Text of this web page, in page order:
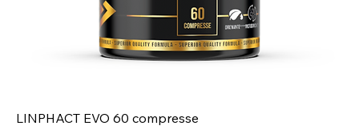
LINPHACT EVO 60 compresse